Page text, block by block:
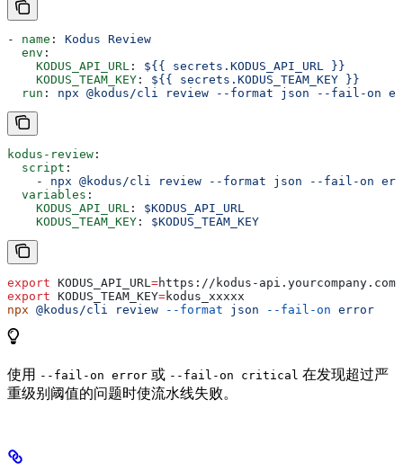
- name : Kodus Review
  env
:
    KODUS_API_URL
: ${{ secrets.KODUS_API_URL }}
    KODUS_TEAM_KEY
: ${{ secrets.KODUS_TEAM_KEY }}
  run
: npx @kodus/cli review --format json --fail-on
kodus-review :
  script
:
    -
npx @kodus/cli review --format json --fail-on
  variables
:
    KODUS_API_URL
: $KODUS_API_URL
    KODUS_TEAM_KEY
: $KODUS_TEAM_KEY
export KODUS_API_URL =https :// kodus-api . yourcompany . com
export KODUS_TEAM_KEY=kodus_xxxxx
npx @kodus/cli review --format json --fail-on error
使用 --fail-on error 或 --fail-on critical 在发现超过严
重级别阈值的问题时使流水线失败。